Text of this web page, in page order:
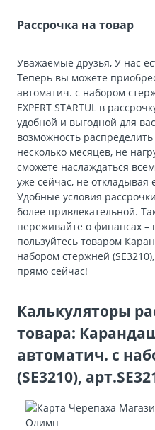
Рассрочка на товар
Уважаемые друзья, У нас
Теперь вы можете
автоматич. с набором
EXPERT STARTUL в
удобной и выгодной для
возможность
несколько месяцев, не
сможете наслаждаться
уже сейчас, не откладывая
Удобные условия
более привлекательной.
переживайте о финансах –
пользуйтесь товаром
набором стержней (SE3210),
прямо сейчас!
Калькуляторы
товара:
автоматич. с
(SE3210),